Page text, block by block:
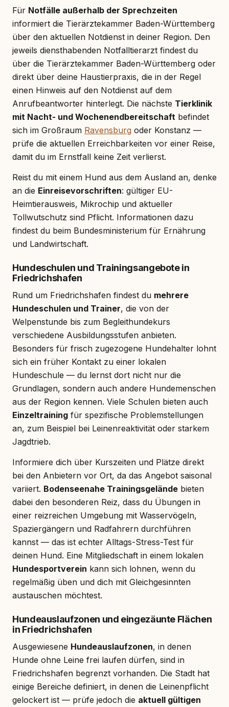
Für Notfälle außerhalb der Sprechzeiten
informiert die Tierärztekammer Baden-Württemberg
über den aktuellen Notdienst in deiner Region. Den
jeweils diensthabenden Notfalltierarzt findest du
über die Tierärztekammer Baden-Württemberg oder
direkt über deine Haustierpraxis, die in der Regel
einen Hinweis auf den Notdienst auf dem
Anrufbeantworter hinterlegt. Die nächste Tierklinik
mit Nacht- und Wochenendbereitschaft befindet
sich im Großraum Ravensburg oder Konstanz —
prüfe die aktuellen Erreichbarkeiten vor einer Reise,
damit du im Ernstfall keine Zeit verlierst.
Reist du mit einem Hund aus dem Ausland an, denke
an die Einreisevorschriften: gültiger EU-
Heimtierausweis, Mikrochip und aktueller
Tollwutschutz sind Pflicht. Informationen dazu
findest du beim Bundesministerium für Ernährung
und Landwirtschaft.
Hundeschulen und Trainingsangebote in
Friedrichshafen
Rund um Friedrichshafen findest du mehrere
Hundeschulen und Trainer, die von der
Welpenstunde bis zum Begleithundekurs
verschiedene Ausbildungsstufen anbieten.
Besonders für frisch zugezogene Hundehalter lohnt
sich ein früher Kontakt zu einer lokalen
Hundeschule — du lernst dort nicht nur die
Grundlagen, sondern auch andere Hundemenschen
aus der Region kennen. Viele Schulen bieten auch
Einzeltraining für spezifische Problemstellungen
an, zum Beispiel bei Leinenreaktivität oder starkem
Jagdtrieb.
Informiere dich über Kurszeiten und Plätze direkt
bei den Anbietern vor Ort, da das Angebot saisonal
variiert. Bodenseenahe Trainingsgelände bieten
dabei den besonderen Reiz, dass du Übungen in
einer reizreichen Umgebung mit Wasservögeln,
Spaziergängern und Radfahrern durchführen
kannst — das ist echter Alltags-Stress-Test für
deinen Hund. Eine Mitgliedschaft in einem lokalen
Hundesportverein kann sich lohnen, wenn du
regelmäßig üben und dich mit Gleichgesinnten
austauschen möchtest.
Hundeauslaufzonen und eingezäunte Flächen
in Friedrichshafen
Ausgewiesene Hundeauslaufzonen, in denen
Hunde ohne Leine frei laufen dürfen, sind in
Friedrichshafen begrenzt vorhanden. Die Stadt hat
einige Bereiche definiert, in denen die Leinenpflicht
gelockert ist — prüfe jedoch die aktuell gültigen